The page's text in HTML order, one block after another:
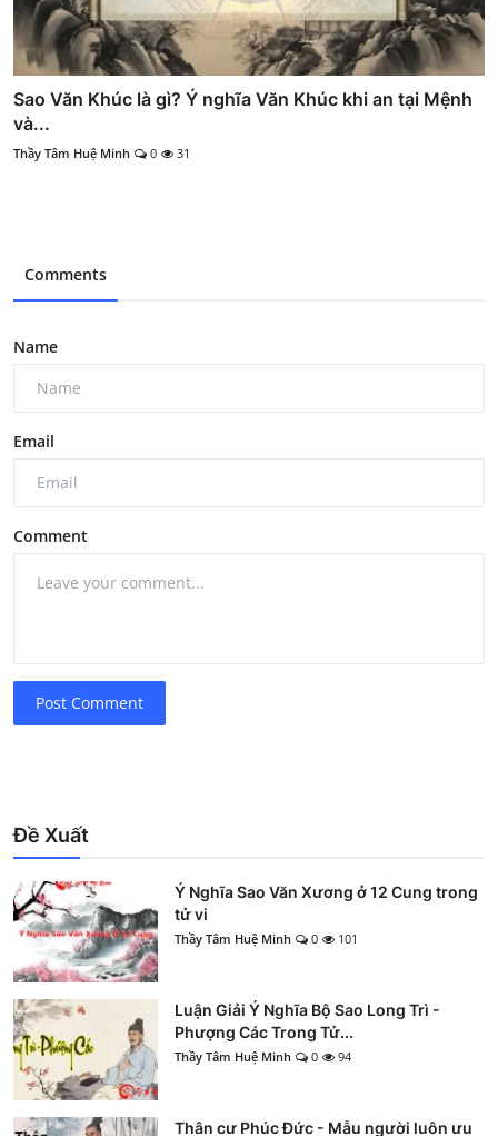
Sao Văn Khúc là gì? Ý nghĩa Văn Khúc khi an tại Mệnh
và...
Thầy Tâm Huệ Minh 0 31
Comments
Name
Email
Comment
Post Comment
Đề Xuất
Ý Nghĩa Sao Văn Xương ở 12 Cung trong
tử vi
Thầy Tâm Huệ Minh 0 101
Luận Giải Ý Nghĩa Bộ Sao Long Trì -
Phượng Các Trong Tử...
Thầy Tâm Huệ Minh 0 94
Thân cư Phúc Đức - Mẫu người luôn ưu